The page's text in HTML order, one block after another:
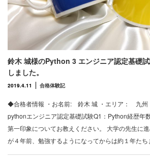
鈴木 城様のPython 3 エンジニア認定基礎
しました。
2019.4.11 合格体験記
◆合格者情報 ・お名前: 鈴木 城 ・エリア： 九州
pythonエンジニア認定基礎試験Q1：Python経歴年
第一印象についてお教えください。 大学の先生に
が４年前、勉強するようになってからは約１年た